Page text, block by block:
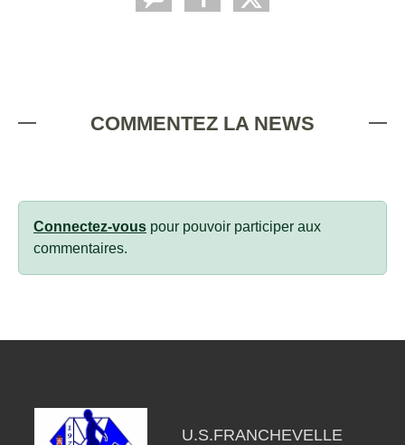
COMMENTEZ LA NEWS
Connectez-vous pour pouvoir participer aux
commentaires.
U.S.FRANCHEVELLE